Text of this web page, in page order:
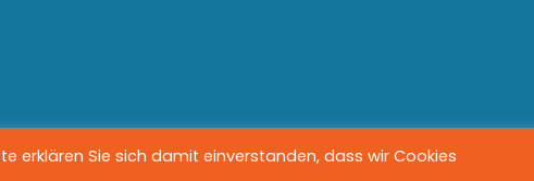
erklären Sie sich damit einverstanden, dass wir Cookies